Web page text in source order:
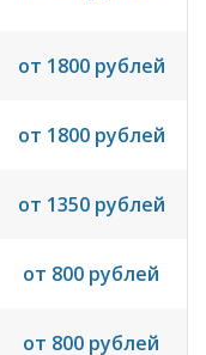
от 1800 рублей
от 1800 рублей
от 1350 рублей
от 800 рублей
от 800 рублей